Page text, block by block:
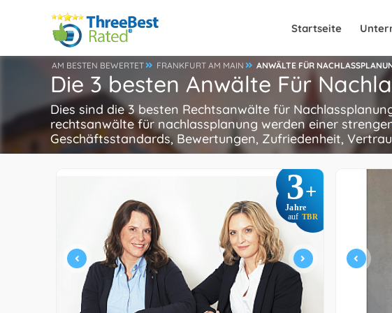
Startseite
AM BESTEN BEWERTET FRANKFURT AM MAIN ANWÄLTE FÜR
Die 3 besten Anwälte Für
Dies sind die 3 besten Rechtsanwälte für
rechtsanwälte für nachlassplanung werden einer
Geschäftsstandards, Bewertungen, Zufriedenheit,
3+
Jahre
auf TBR